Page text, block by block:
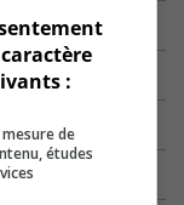
:
de
études